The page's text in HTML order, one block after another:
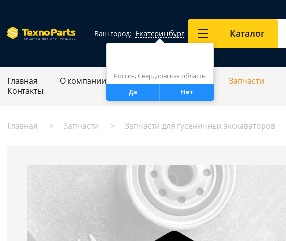
Ваш город: Екатеринбург
Россия, Свердловская область
Да
Нет
Каталог
Главная О компании Ремонт спецтехники Запчасти
Контакты
Главная Запчасти Запчасти для гусеничных экскаваторов